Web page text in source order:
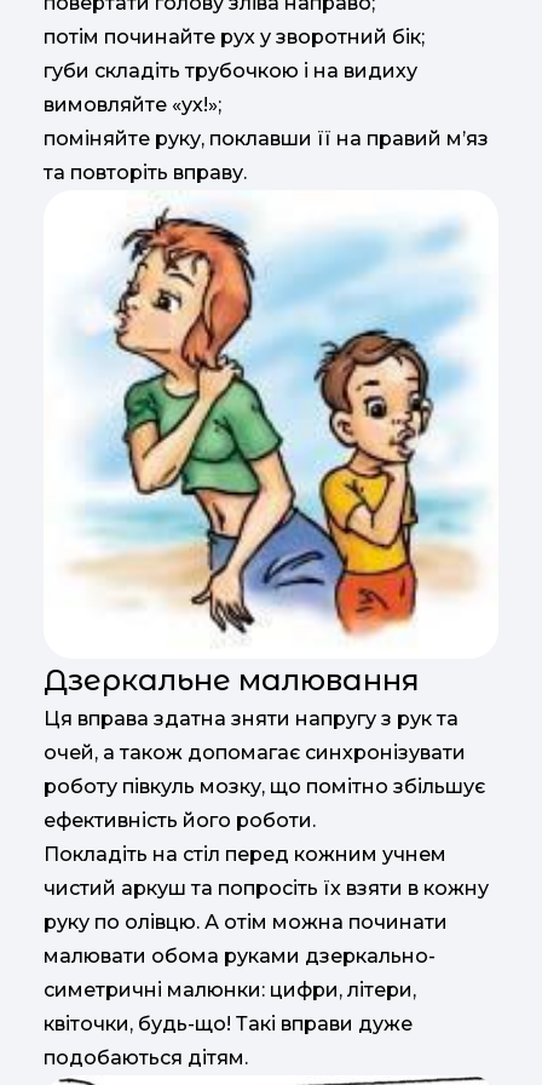
потім починайте рух у зворотний бік;
губи складіть трубочкою і на видиху
вимовляйте «ух!»;
поміняйте руку, поклавши її на правий м’яз
та повторіть вправу.
Дзеркальне малювання
Ця вправа здатна зняти напругу з рук та
очей, а також допомагає синхронізувати
роботу півкуль мозку, що помітно збільшує
ефективність його роботи.
Покладіть на стіл перед кожним учнем
чистий аркуш та попросіть їх взяти в кожну
руку по олівцю. А отім можна починати
малювати обома руками дзеркально-
симетричні малюнки: цифри, літери,
квіточки, будь-що! Такі вправи дуже
подобаються дітям.